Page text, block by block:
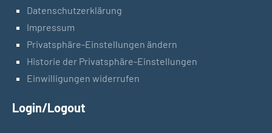
Datenschutzerklärung
Impressum
Privatsphäre-Einstellungen ändern
Historie der Privatsphäre-Einstellungen
Einwilligungen widerrufen
Login/Logout